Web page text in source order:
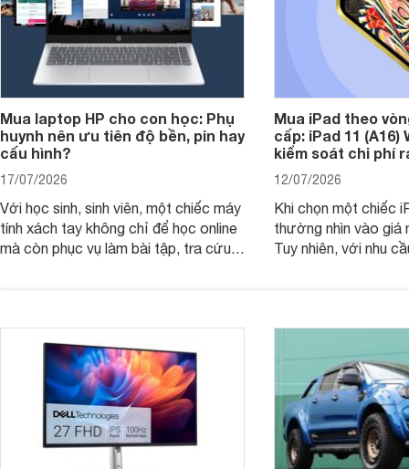
Mua laptop HP cho con học: Phụ
huynh nên ưu tiên độ bền, pin hay
cấu hình?
17/07/2026
Với học sinh, sinh viên, một chiếc máy
tính xách tay không chỉ để học online
mà còn phục vụ làm bài tập, tra cứu,
thay vì chỉ so sánh cấu hình trên giấy.
Mua iPad theo
cấp: iPad 11 (A16)
kiểm soát chi phí
12/07/2026
Khi chọn một chiếc
thường nhìn vào
Tuy nhiên, với nhu
không, dùng được